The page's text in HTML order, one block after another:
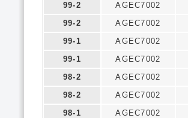
99-2
AGEC7002
99-2
AGEC7002
99-1
AGEC7002
99-1
AGEC7002
98-2
AGEC7002
98-2
AGEC7002
98-1
AGEC7002